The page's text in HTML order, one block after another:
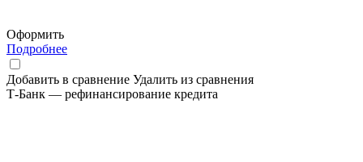
Оформить
Подробнее
Добавить в сравнение Удалить из сравнения
Т-Банк — рефинансирование кредита